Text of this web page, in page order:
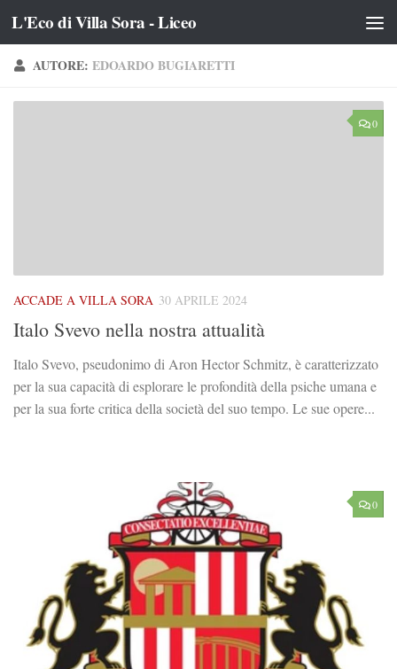
Salta al contenuto
L'Eco di Villa Sora - Liceo
AUTORE: EDOARDO BUGIARETTI
0
ACCADE A VILLA SORA 30 APRILE 2024
Italo Svevo nella nostra attualità
Italo Svevo, pseudonimo di Aron Hector Schmitz, è caratterizzato
per la sua capacità di esplorare le profondità della psiche umana e
per la sua forte critica della società del suo tempo. Le sue opere...
0